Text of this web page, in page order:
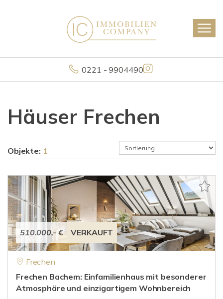
0221 - 9904490
Häuser Frechen
Objekte: 1
510.000,- € VERKAUFT
Frechen
Frechen Bachem: Einfamilienhaus mit besonderer
Atmosphäre und einzigartigem Wohnbereich